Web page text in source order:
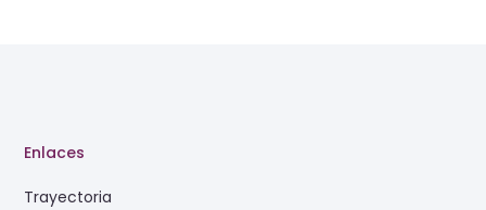
Enlaces
Trayectoria